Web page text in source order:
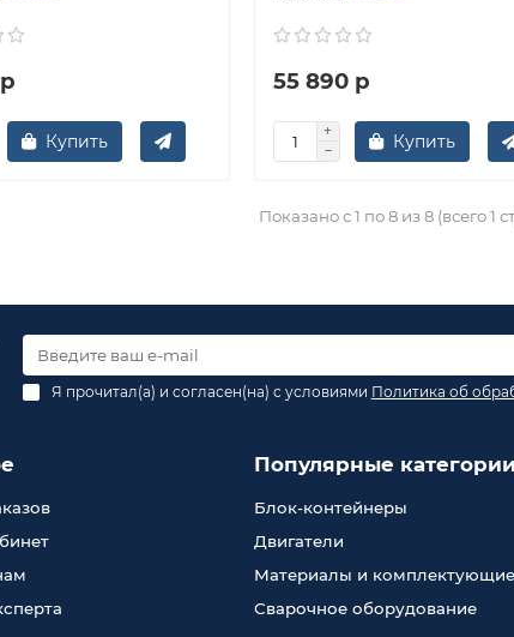
Купить
55 890 р
Купить
Показано с 1 по 8 из 8 (всего 1
Я прочитал(а) и согласен(на) с условиями Политика об
Популярные категории
Блок-контейнеры
Двигатели
Материалы и комплектующие
Сварочное оборудование